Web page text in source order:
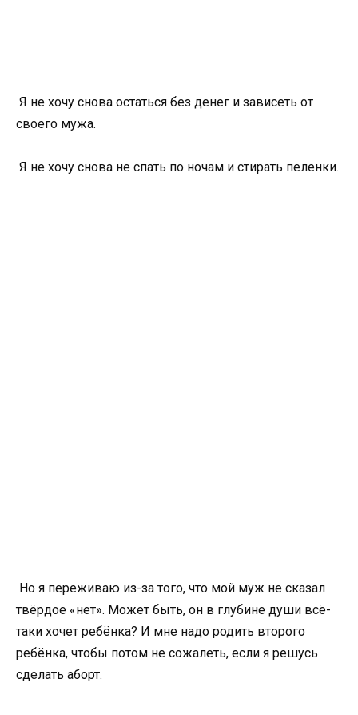
Я не хочу снова остаться без денег и зависеть от
своего мужа.
Я не хочу снова не спать по ночам и стирать пеленки.
Но я переживаю из-за того, что мой муж не сказал
твёрдое «нет». Может быть, он в глубине души всё-
таки хочет ребёнка? И мне надо родить второго
ребёнка, чтобы потом не сожалеть, если я решусь
сделать аборт.